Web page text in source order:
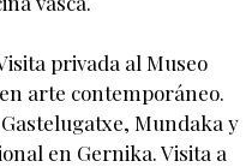
privada al Museo
arte contemporáneo.
Mundaka y
en Gernika. Visita a